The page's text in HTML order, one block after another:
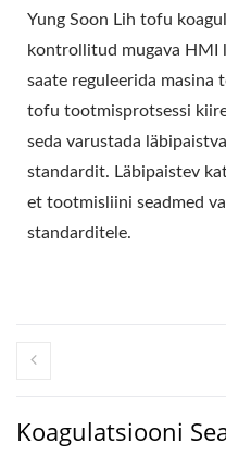
TOFU
MASIN
MASINA
MASINA
MASINA
Yung Soon Lih tofu
kontrollitud mugava HMI
saate reguleerida masina
tofu tootmisprotsessi
seda varustada
standardit. Läbipaistev
et tootmisliini seadmed
standarditele.
Koagulatsiooni